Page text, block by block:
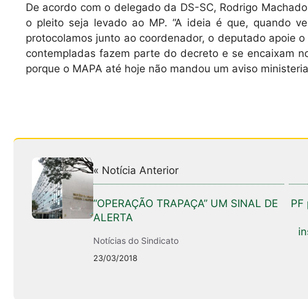
De acordo com o delegado da DS-SC, Rodrigo
o pleito seja levado ao MP. “A ideia é que, quando
protocolamos junto ao coordenador, o deputado apoie
contempladas fazem parte do decreto e se encaixam
porque o MAPA até hoje não mandou um aviso
« Notícia Anterior
“OPERAÇÃO TRAPAÇA” UM SINAL DE
ALERTA
Notícias do Sindicato
23/03/2018
PF